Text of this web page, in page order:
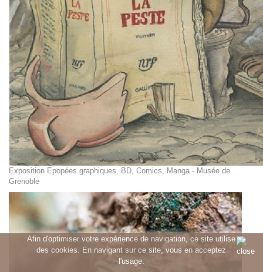
Afin d'optimiser votre expérience de navigation, ce site utilise
des cookies. En navigant sur ce site, vous en acceptez
l'usage.
Exposition Epopées graphiques, BD, Comics, Manga - Musée de
Grenoble